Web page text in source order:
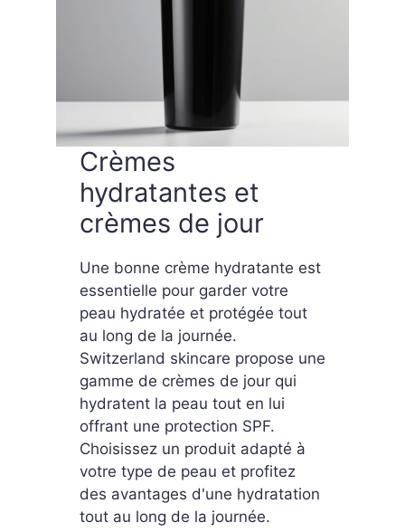
Crèmes
hydratantes et
crèmes de jour
Une bonne crème hydratante est
essentielle pour garder votre
peau hydratée et protégée tout
au long de la journée.
Switzerland skincare propose une
gamme de crèmes de jour qui
hydratent la peau tout en lui
offrant une protection SPF.
Choisissez un produit adapté à
votre type de peau et profitez
des avantages d'une hydratation
tout au long de la journée.